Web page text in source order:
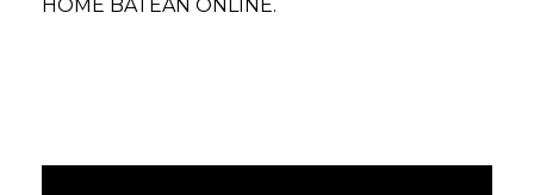
HOME BATEAN ONLINE.